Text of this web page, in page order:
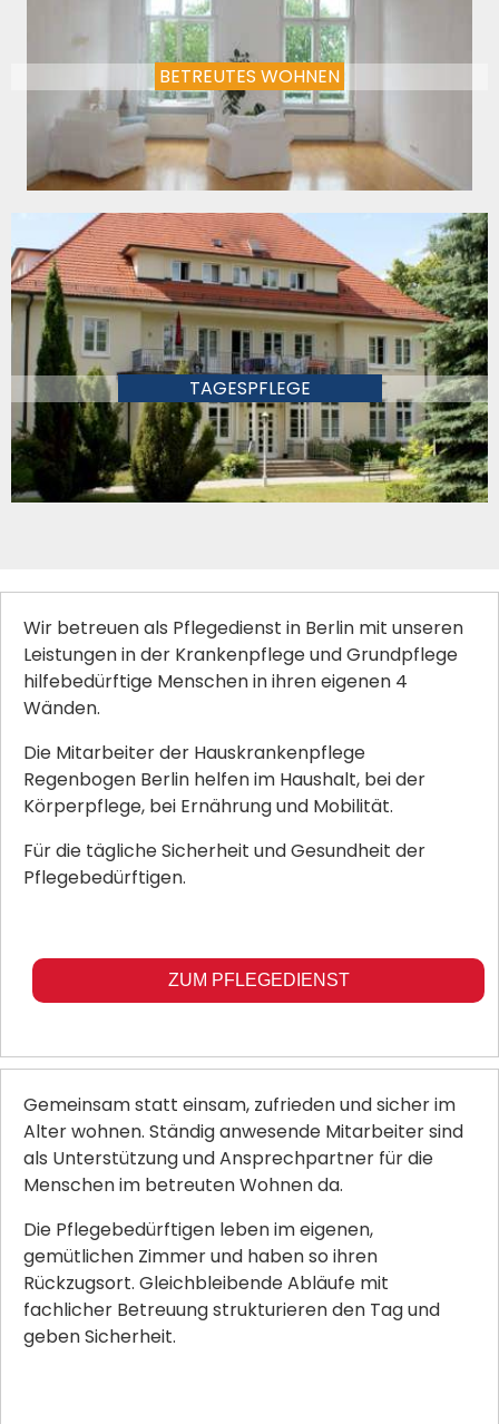
BETREUTES WOHNEN
TAGESPFLEGE
Wir betreuen als Pflegedienst in Berlin mit unseren
Leistungen in der Krankenpflege und Grundpflege
hilfebedürftige Menschen in ihren eigenen 4
Wänden.
Die Mitarbeiter der Hauskrankenpflege
Regenbogen Berlin helfen im Haushalt, bei der
Körperpflege, bei Ernährung und Mobilität.
Für die tägliche Sicherheit und Gesundheit der
Pflegebedürftigen.
ZUM PFLEGEDIENST
Gemeinsam statt einsam, zufrieden und sicher im
Alter wohnen. Ständig anwesende Mitarbeiter sind
als Unterstützung und Ansprechpartner für die
Menschen im betreuten Wohnen da.
Die Pflegebedürftigen leben im eigenen,
gemütlichen Zimmer und haben so ihren
Rückzugsort. Gleichbleibende Abläufe mit
fachlicher Betreuung strukturieren den Tag und
geben Sicherheit.